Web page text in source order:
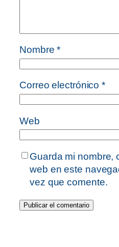
Nombre*
Correo electrónico*
Web
Guarda mi nombre,
web en este
vez que comente.